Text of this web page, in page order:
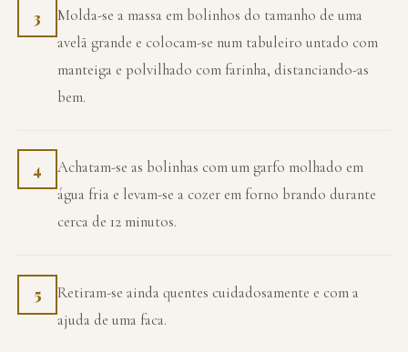
3
Molda-se a massa em bolinhos do tamanho de uma
avelã grande e colocam-se num tabuleiro untado com
manteiga e polvilhado com farinha, distanciando-as
bem.
4
Achatam-se as bolinhas com um garfo molhado em
água fria e levam-se a cozer em forno brando durante
cerca de 12 minutos.
5
Retiram-se ainda quentes cuidadosamente e com a
ajuda de uma faca.